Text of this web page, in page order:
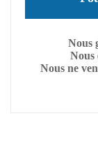
Nous
Nous
Nous ne